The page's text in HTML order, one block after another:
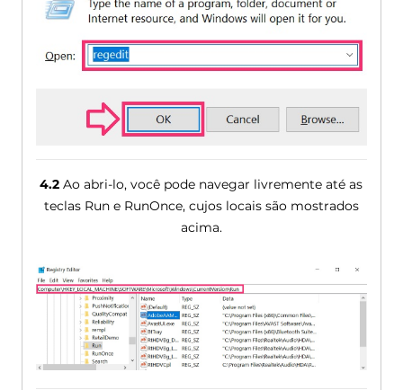
4.2 Ao abri-lo, você pode navegar livremente até as
teclas Run e RunOnce, cujos locais são mostrados
acima.